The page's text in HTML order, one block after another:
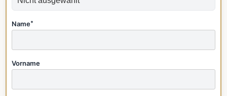
Name*
Vorname